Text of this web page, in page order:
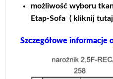
możliwość wyboru
Etap-Sofa ( kliknij
Szczegółowe informacje